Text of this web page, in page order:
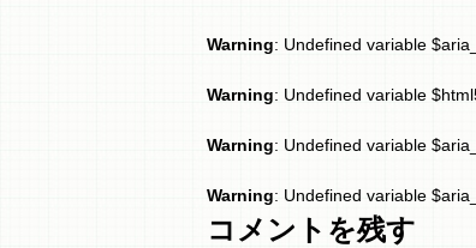
Warning: Undefined variable
Warning: Undefined variable
Warning: Undefined variable
Warning: Undefined variable
コメントを残す